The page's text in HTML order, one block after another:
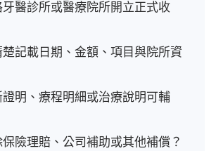
醫診所或醫療院所開立正式收
記載日期、金額、項目與院所資
明、療程明細或治療說明可輔
險理賠、公司補助或其他補償？